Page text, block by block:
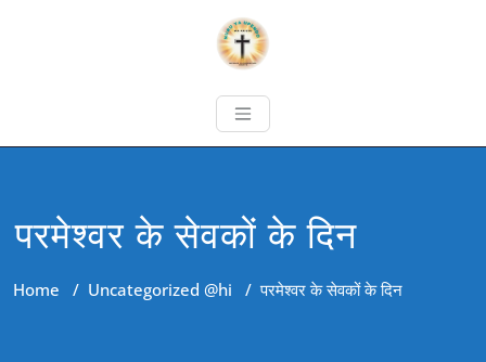
परमेश्वर के सेवकों के दिन
Home / Uncategorized @hi /परमेश्वर के सेवकों के दिन